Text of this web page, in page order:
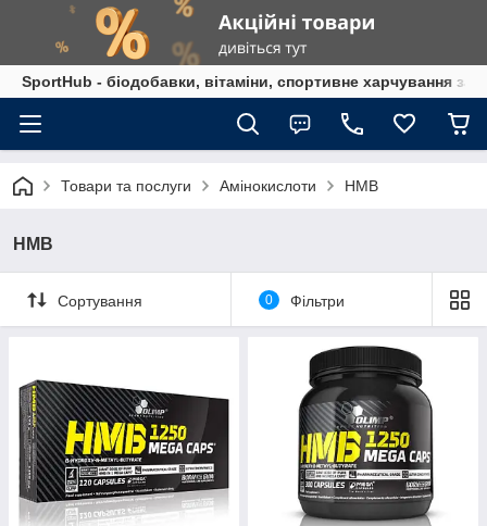
SportHub - біодобавки, вітаміни, спортивне харчування за
Товари та послуги Амінокислоти HMB
HMB
Сортування 0 Фільтри